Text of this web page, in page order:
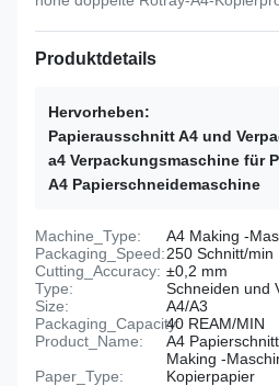
Produktdetails
Hervorheben:
Papierausschnitt A4 und
a4 Verpackungsmaschine für
A4 Papierschneidemaschine
Machine_Type:
A4 Making -
Packaging_Speed:250 Schnitt/min
Cutting_Accuracy: ±0,2 mm
Type:
Schneiden und
Size:
A4/A3
Packaging_Capacity:40 REAM/MIN
Product_Name:
A4
Making -
Paper_Type:
Kopierpapier